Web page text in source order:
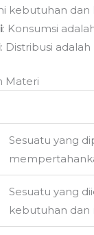
kebutuhan dan
: Konsumsi
: Distribusi
Materi
Sesuatu yang
Sesuatu yang
kebutuhan dan